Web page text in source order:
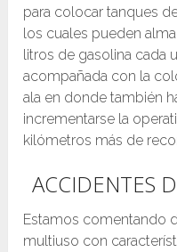
para colocar tanques
los cuales pueden
litros de gasolina cada
acompañada con la
ala en donde también
incrementarse la
kilómetros más de
ACCIDENTES
Estamos comentando
multiuso con